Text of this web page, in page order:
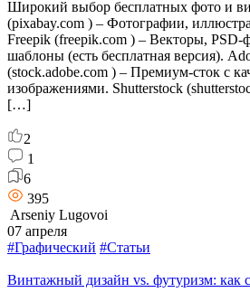
Широкий выбор бесплатных фото и
(pixabay.com ) – Фотографии,
Freepik (freepik.com ) – Векторы,
шаблоны (есть бесплатная версия).
(stock.adobe.com ) – Премиум-сток с
изображениями. Shutterstock
[…]
2
1
6
395
Arseniy Lugovoi
07 апреля
#Графический #Статьи
Винтажный дизайн vs. футуризм: как